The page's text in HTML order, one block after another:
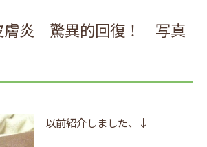
膚炎 驚異的回復！ 写真
以前紹介しました、↓